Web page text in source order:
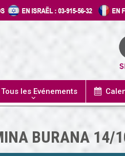
Tous les Evénements
BURANA 14/